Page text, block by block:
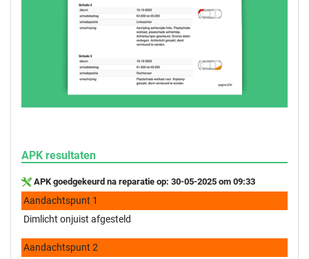
APK resultaten
APK goedgekeurd na reparatie op: 30-05-2025 om 09:33
Aandachtspunt 1
Dimlicht onjuist afgesteld
Aandachtspunt 2